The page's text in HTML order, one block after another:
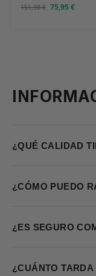
151,90€ 75,95€
¿QUÉ CALIDAD
¿CÓMO PUEDO
¿ES SEGURO
¿CUÁNTO